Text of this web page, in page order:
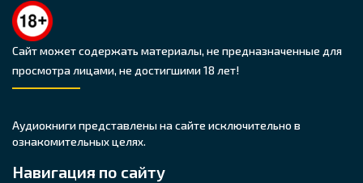
Сайт может содержать материалы, не предназначенные для
просмотра лицами, не достигшими 18 лет!
Аудиокниги представлены на сайте исключительно в
ознакомительных целях.
Навигация по сайту